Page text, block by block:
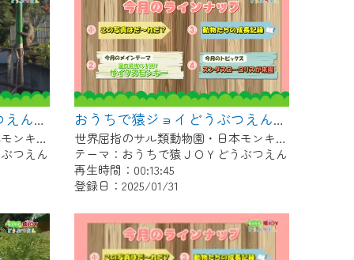
おうちで猿ジョイどうぶつえん～ヨザルってどんなサル？～（2025年1月16日初回放送）
世界屈指のサル類動物園・日本モンキーセンター協力の親子で学べる動物番組。
つえん
おうちで猿ジョイどうぶつえん～サイクスモンキー～（2024年12月16日初回放送）
世界屈指のサル類動物園・日本モンキーセンター協力の親子で学べる動物番組。
テーマ：おうちで猿ＪＯＹどうぶつえん
再生時間：00:13:45
登録日：2025/01/31